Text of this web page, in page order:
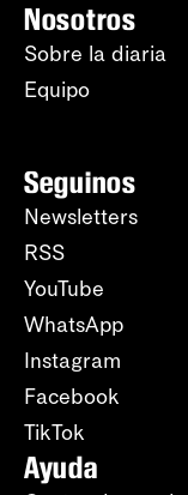
Nosotros
Sobre la diaria
Equipo
Seguinos
Newsletters
RSS
YouTube
WhatsApp
Instagram
Facebook
TikTok
Ayuda